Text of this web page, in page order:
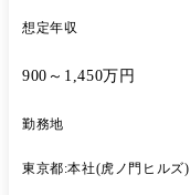
想定年収
900～1,450万円
勤務地
東京都:本社(虎ノ門ヒルズ)